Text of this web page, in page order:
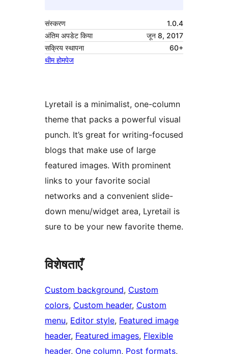
संस्करण
1.0.4
अंतिम अपडेट किया
जून 8, 2017
सक्रिय स्थापना
60+
थीम होमपेज
Lyretail is a minimalist, one-column
theme that packs a powerful visual
punch. It’s great for writing-focused
blogs that make use of large
featured images. With prominent
links to your favorite social
networks and a convenient slide-
down menu/widget area, Lyretail is
sure to be your new favorite theme.
विशेषताएँ
Custom background, Custom
colors, Custom header, Custom
menu, Editor style, Featured image
header, Featured images, Flexible
header, One column, Post formats